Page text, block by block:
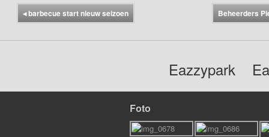
◂barbecue start nieuw seizoen Beheerders
Eazzypark
Foto